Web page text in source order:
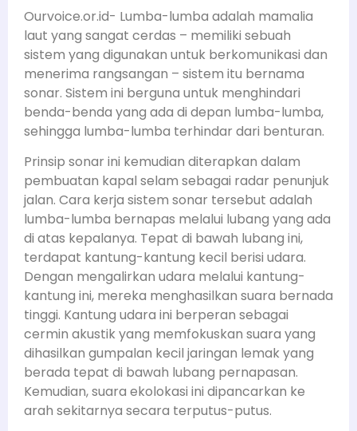
Ourvoice.or.id- Lumba-lumba adalah mamalia
laut yang sangat cerdas – memiliki sebuah
sistem yang digunakan untuk berkomunikasi dan
menerima rangsangan – sistem itu bernama
sonar. Sistem ini berguna untuk menghindari
benda-benda yang ada di depan lumba-lumba,
sehingga lumba-lumba terhindar dari benturan.
Prinsip sonar ini kemudian diterapkan dalam
pembuatan kapal selam sebagai radar penunjuk
jalan. Cara kerja sistem sonar tersebut adalah
lumba-lumba bernapas melalui lubang yang ada
di atas kepalanya. Tepat di bawah lubang ini,
terdapat kantung-kantung kecil berisi udara.
Dengan mengalirkan udara melalui kantung-
kantung ini, mereka menghasilkan suara bernada
tinggi. Kantung udara ini berperan sebagai
cermin akustik yang memfokuskan suara yang
dihasilkan gumpalan kecil jaringan lemak yang
berada tepat di bawah lubang pernapasan.
Kemudian, suara ekolokasi ini dipancarkan ke
arah sekitarnya secara terputus-putus.